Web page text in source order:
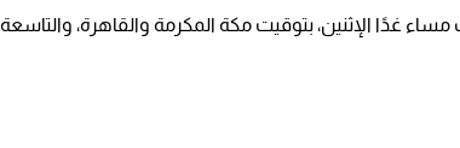
مساء غدًا الإثنين، بتوقيت مكة المكرمة والقاهرة، والتاسعة